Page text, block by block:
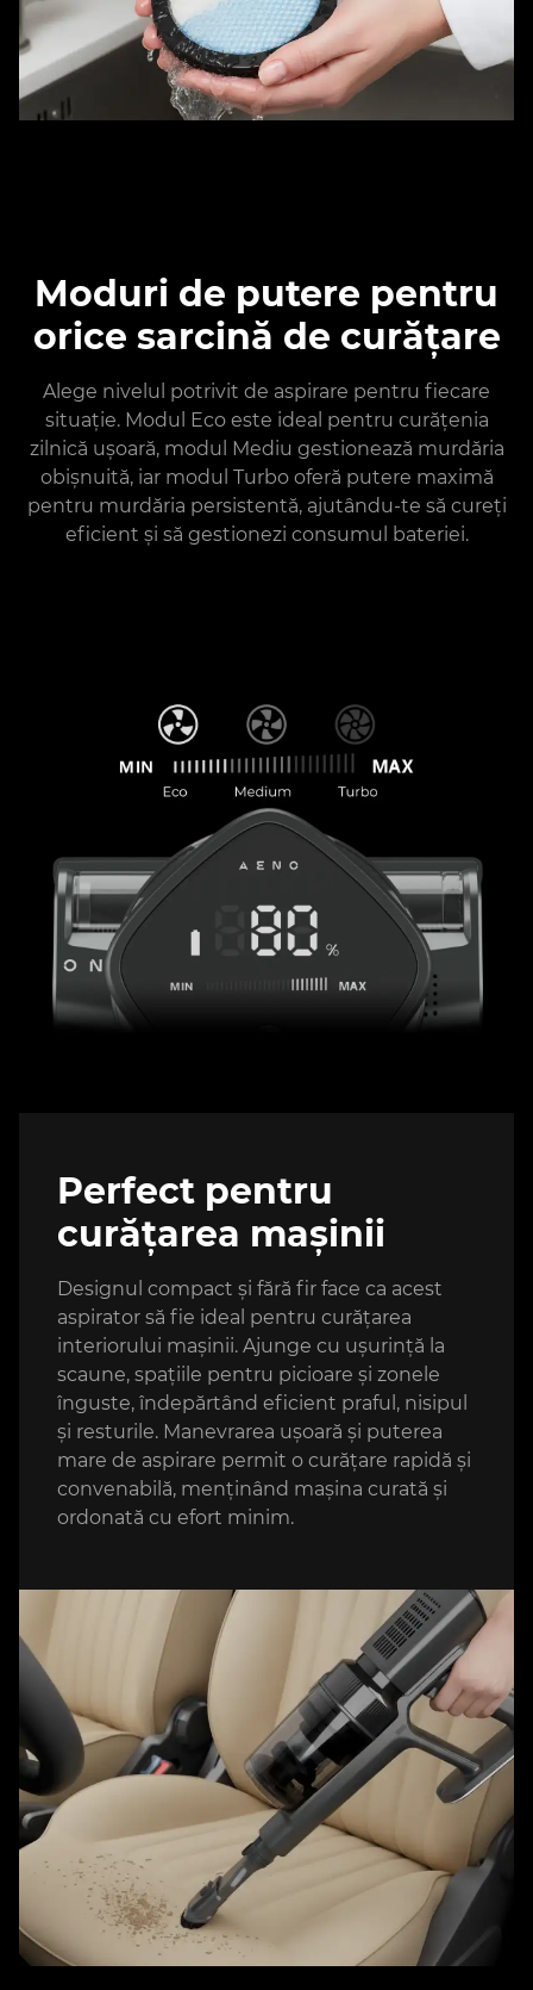
Moduri de putere pentru
orice sarcină de curățare
Alege nivelul potrivit de aspirare pentru fiecare
situație. Modul Eco este ideal pentru curățenia
zilnică ușoară, modul Mediu gestionează murdăria
obișnuită, iar modul Turbo oferă putere maximă
pentru murdăria persistentă, ajutându-te să cureți
eficient și să gestionezi consumul bateriei.
Perfect pentru
curățarea mașinii
Designul compact și fără fir face ca acest
aspirator să fie ideal pentru curățarea
interiorului mașinii. Ajunge cu ușurință la
scaune, spațiile pentru picioare și zonele
înguste, îndepărtând eficient praful, nisipul
și resturile. Manevrarea ușoară și puterea
mare de aspirare permit o curățare rapidă și
convenabilă, menținând mașina curată și
ordonată cu efort minim.